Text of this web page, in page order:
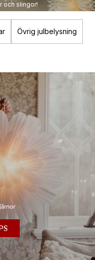
och slingor!
Övrig julbelysning